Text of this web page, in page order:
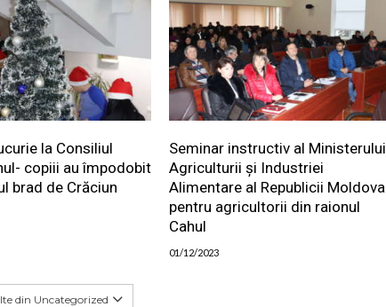
la Consiliul
copiii au împodobit
brad de Crăciun
Seminar instructiv al Ministerului
Agriculturii și Industriei
Alimentare al Republicii Moldova
pentru agricultorii din raionul
Cahul
01/12/2023
din Uncategorized